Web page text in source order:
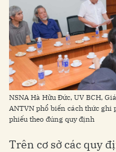
NSNA Hà Hữu Đức, UV BCH,
ANTVN phổ biến cách thức
phiếu theo đúng quy định
Trên cơ sở các quy